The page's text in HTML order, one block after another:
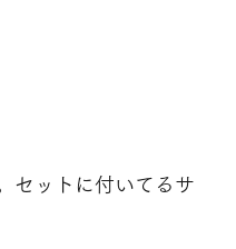
セットに付いてるサ